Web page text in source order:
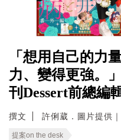
「想用自己的力
力、變得更強。
刊Dessert前總編
撰文 許俐葳．圖片提供
提案on the desk